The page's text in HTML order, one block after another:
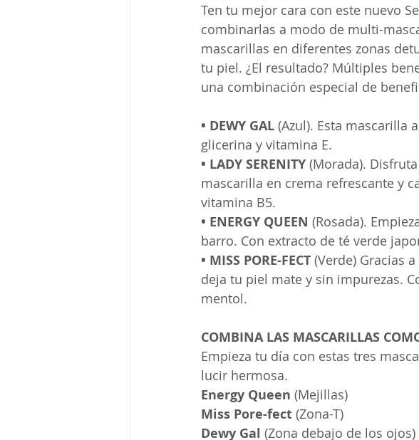
Ten tu mejor cara con este nuevo
combinarlas a modo de multi-
mascarillas en diferentes zonas
tu piel. ¿El resultado? Múltiples
una combinación especial de
• DEWY GAL (Azul). Esta mascarilla
glicerina y vitamina E.
• LADY SERENITY (Morada).
mascarilla en crema refrescante y
vitamina B5.
• ENERGY QUEEN (Rosada).
barro. Con extracto de té verde
• MISS PORE-FECT (Verde) Gracias
deja tu piel mate y sin impurezas.
mentol.
COMBINA LAS MASCARILLAS
Empieza tu día con estas tres
lucir hermosa.
Energy Queen (Mejillas)
Miss Pore-fect (Zona-T)
Dewy Gal (Zona debajo de los ojos)